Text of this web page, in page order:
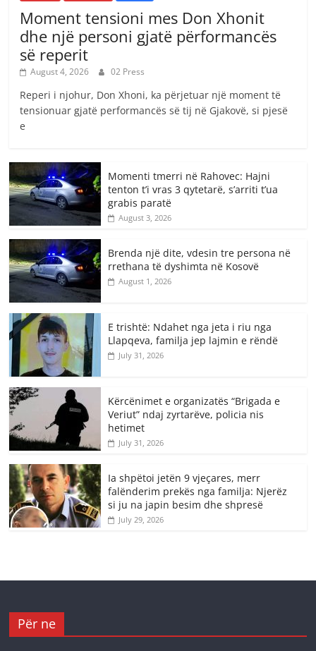
Moment tensioni mes Don Xhonit
dhe një personi gjatë përformancës
së reperit
August 4, 2026 02 Press
Reperi i njohur, Don Xhoni, ka përjetuar një moment të
tensionuar gjatë performancës së tij në Gjakovë, si pjesë
e
Momenti tmerri në Rahovec: Hajni
tenton t’i vras 3 qytetarë, s’arriti t’ua
grabis paratë
August 3, 2026
Brenda një dite, vdesin tre persona në
rrethana të dyshimta në Kosovë
August 1, 2026
E trishtë: Ndahet nga jeta i riu nga
Llapqeva, familja jep lajmin e rëndë
July 31, 2026
Kërcënimet e organizatës “Brigada e
Veriut” ndaj zyrtarëve, policia nis
hetimet
July 31, 2026
Ia shpëtoi jetën 9 vjeçares, merr
falënderim prekës nga familja: Njerëz
si ju na japin besim dhe shpresë
July 29, 2026
Për ne